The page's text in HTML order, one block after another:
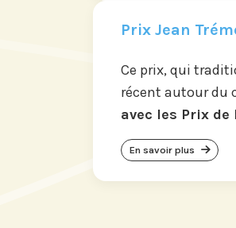
Prix Jean
Ce prix, qui
récent autour du
avec les Prix de
En savoir plus